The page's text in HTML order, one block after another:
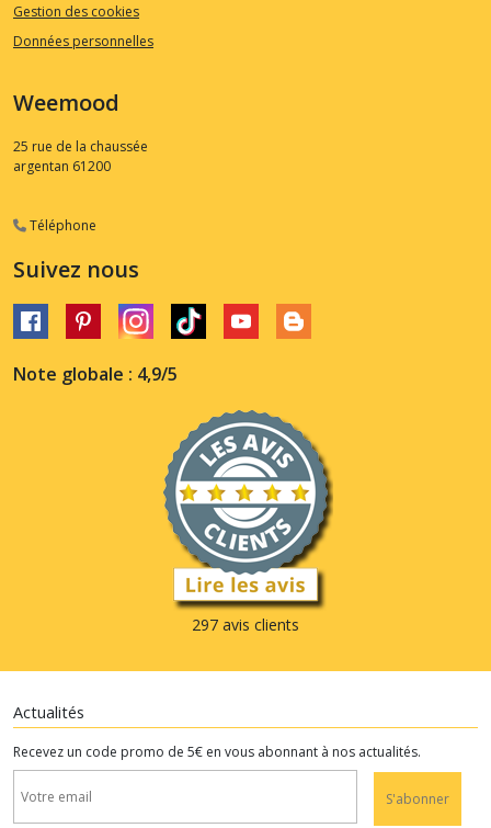
Gestion des cookies
Données personnelles
Weemood
25 rue de la chaussée
argentan 61200
Téléphone
Suivez nous
Note globale : 4,9/5
297 avis clients
Actualités
Recevez un code promo de 5€ en vous abonnant à nos actualités.
S'abonner